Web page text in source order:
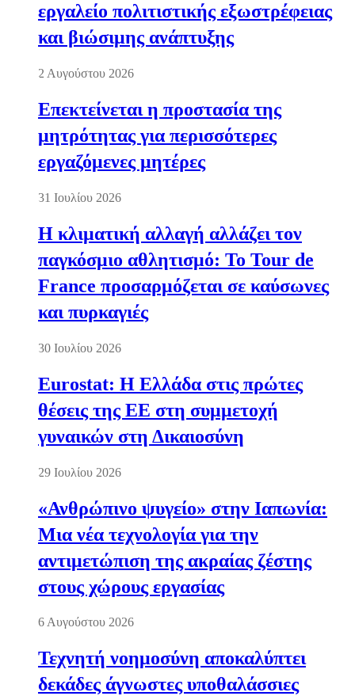
εργαλείο πολιτιστικής εξωστρέφειας
και βιώσιμης ανάπτυξης
2 Αυγούστου 2026
Επεκτείνεται η προστασία της
μητρότητας για περισσότερες
εργαζόμενες μητέρες
31 Ιουλίου 2026
Η κλιματική αλλαγή αλλάζει τον
παγκόσμιο αθλητισμό: Το Tour de
France προσαρμόζεται σε καύσωνες
και πυρκαγιές
30 Ιουλίου 2026
Eurostat: Η Ελλάδα στις πρώτες
θέσεις της ΕΕ στη συμμετοχή
γυναικών στη Δικαιοσύνη
29 Ιουλίου 2026
«Ανθρώπινο ψυγείο» στην Ιαπωνία:
Μια νέα τεχνολογία για την
αντιμετώπιση της ακραίας ζέστης
στους χώρους εργασίας
6 Αυγούστου 2026
Τεχνητή νοημοσύνη αποκαλύπτει
δεκάδες άγνωστες υποθαλάσσιες